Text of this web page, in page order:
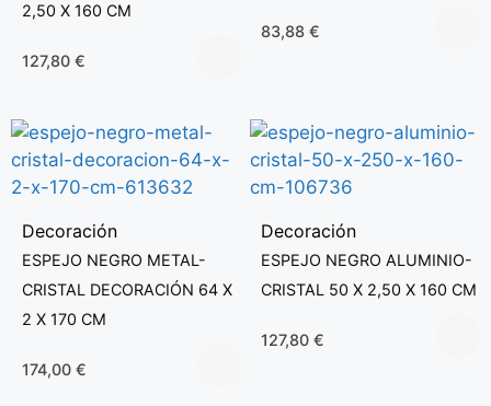
2,50 X 160 CM
127,80 €
83,88 €
Decoración
ESPEJO NEGRO METAL-
CRISTAL DECORACIÓN 64 X
2 X 170 CM
174,00 €
Decoración
ESPEJO NEGRO ALUMINIO-
CRISTAL 50 X 2,50 X 160 CM
127,80 €